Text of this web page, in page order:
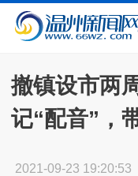
撤镇设市两
记“配音”，
2021-09-23 19:20:53